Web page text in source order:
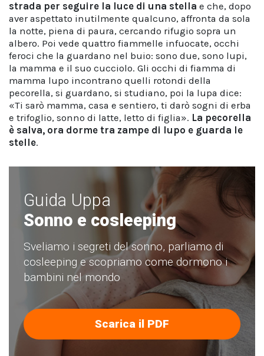
strada per seguire la luce di una stella e che, dopo
aver aspettato inutilmente qualcuno, affronta da sola
la notte, piena di paura, cercando rifugio sopra un
albero. Poi vede quattro fiammelle infuocate, occhi
feroci che la guardano nel buio: sono due, sono lupi,
la mamma e il suo cucciolo. Gli occhi di fiamma di
mamma lupo incontrano quelli rotondi della
pecorella, si guardano, si studiano, poi la lupa dice:
«Ti sarò mamma, casa e sentiero, ti darò sogni di erba
e trifoglio, sonno di latte, letto di figlia». La pecorella
è salva, ora dorme tra zampe di lupo e guarda le
stelle.
Guida Uppa
Sonno e cosleeping
Sveliamo i segreti del sonno, parliamo di
cosleeping e scopriamo come dormono i
bambini nel mondo
Scarica il PDF